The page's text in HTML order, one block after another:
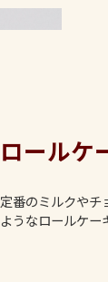
ロールケ
定番のミルクやチ
ようなロールケー